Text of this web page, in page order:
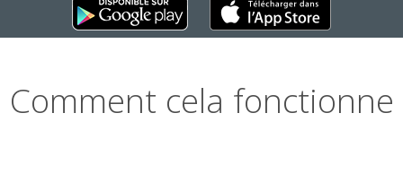
Comment cela fonctionne